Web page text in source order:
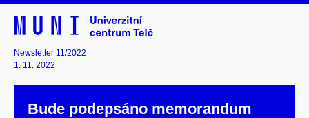
Newsletter 11/2022
1. 11. 2022
Bude podepsáno memorandum